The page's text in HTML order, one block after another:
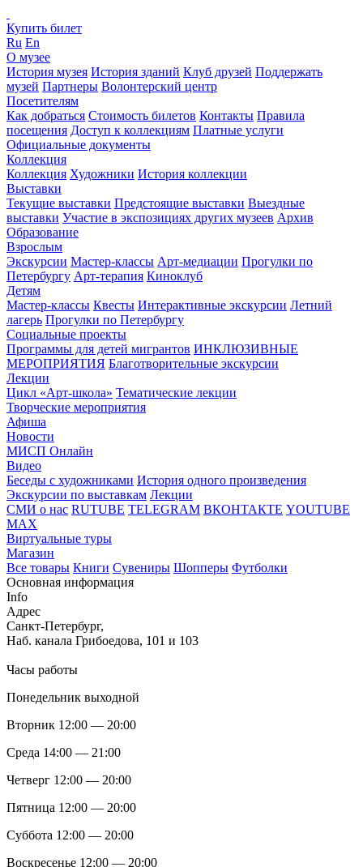
Купить билет
Ru En
О музее
История музея История зданий Клуб друзей Поддержать
музей Партнеры Волонтерский центр
Посетителям
Как добраться Стоимость билетов Контакты Правила
посещения Доступ к коллекциям Платные услуги
Официальные документы
Коллекция
Коллекция Художники История коллекции
Выставки
Текущие выставки Предстоящие выставки Выездные
выставки Участие в экспозициях других музеев Архив
Образование
Взрослым
Экскурсии Мастер-классы Арт-медиации Прогулки по
Петербургу Арт-терапия Киноклуб
Детям
Мастер-классы Квесты Интерактивные экскурсии Летний
лагерь Прогулки по Петербургу
Социальные проекты
Программы для детей мигрантов ИНКЛЮЗИВНЫЕ
МЕРОПРИЯТИЯ Благотворительные экскурсии
Лекции
Цикл «Арт-школа» Тематические лекции
Творческие мероприятия
Афиша
Новости
МИСП Онлайн
Видео
Беседы с художниками История одного произведения
Экскурсии по выставкам Лекции
СМИ о нас RUTUBE TELEGRAM ВКОНТАКТЕ YOUTUBE
MAX
Виртуальные туры
Магазин
Все товары Книги Сувениры Шопперы Футболки
Основная информация
Info
Адрес
Санкт-Петербург,
Наб. канала Грибоедова, 101 и 103
Часы работы
Понедельник выходной
Вторник 12:00 — 20:00
Среда 14:00 — 21:00
Четверг 12:00 — 20:00
Пятница 12:00 — 20:00
Суббота 12:00 — 20:00
Воскресенье 12:00 — 20:00